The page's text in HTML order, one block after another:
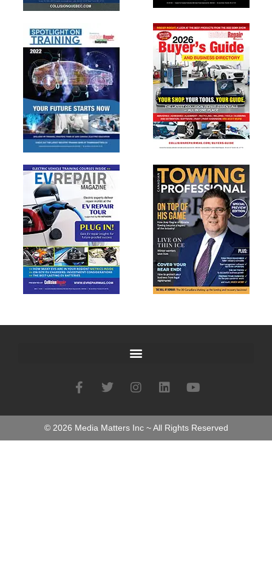
© 2026 Media Matters Inc ~ All Rights Reserved